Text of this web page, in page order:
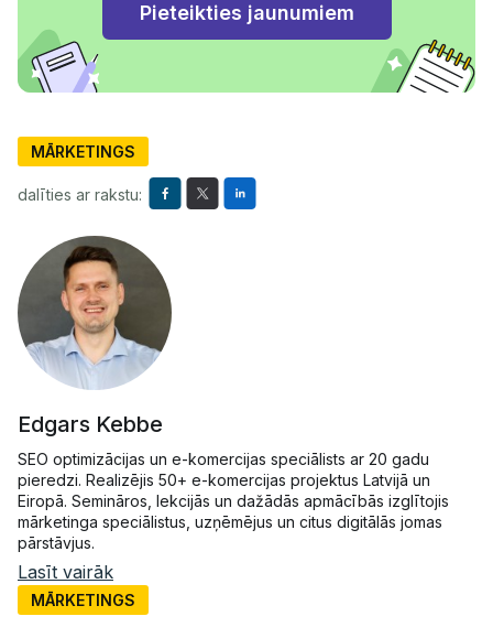
MĀRKETINGS
dalīties ar rakstu:
Edgars Kebbe
SEO optimizācijas un e-komercijas speciālists ar 20 gadu
pieredzi. Realizējis 50+ e-komercijas projektus Latvijā un
Eiropā. Semināros, lekcijās un dažādās apmācībās izglītojis
mārketinga speciālistus, uzņēmējus un citus digitālās jomas
pārstāvjus.
Lasīt vairāk
MĀRKETINGS